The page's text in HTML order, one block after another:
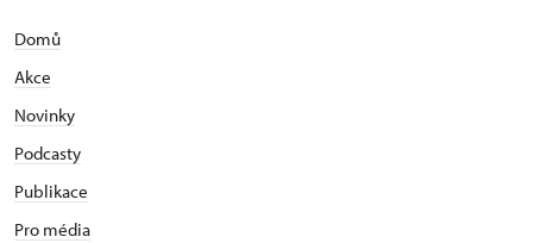
Domů
Akce
Novinky
Podcasty
Publikace
Pro média